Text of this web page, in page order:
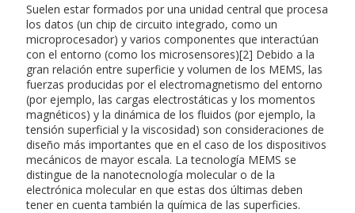
Suelen estar formados por una unidad central que procesa
los datos (un chip de circuito integrado, como un
microprocesador) y varios componentes que interactúan
con el entorno (como los microsensores)[2] Debido a la
gran relación entre superficie y volumen de los MEMS, las
fuerzas producidas por el electromagnetismo del entorno
(por ejemplo, las cargas electrostáticas y los momentos
magnéticos) y la dinámica de los fluidos (por ejemplo, la
tensión superficial y la viscosidad) son consideraciones de
diseño más importantes que en el caso de los dispositivos
mecánicos de mayor escala. La tecnología MEMS se
distingue de la nanotecnología molecular o de la
electrónica molecular en que estas dos últimas deben
tener en cuenta también la química de las superficies.